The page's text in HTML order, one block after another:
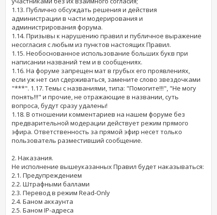
1.13. Публично обсуждать решения и действия
администрации в части модерирования и
администрирования форума.
1.14. Призывы к нарушению правил и публичное выражение
несогласия с любым из пунктов настоящих Правил.
1.15. Необоснованное использование больших букв при
написании названий тем и в сообщениях.
1.16. На форуме запрещен мат в грубых его проявлениях,
если уж нет сил сдерживаться, замените слово звездочками
"***". 1.17. Темы с названиями, типа: "Помогите!!!", "Не могу
понять!!!" и прочие, не отражающие в названии, суть
вопроса, будут сразу удалены!
1.18. В отношении комментариев на нашем форуме без
предварительной модерации действует режим прямого
эфира. Ответственность за прямой эфир несет только
пользователь разместивший сообщение.
2. Наказания.
Не исполнение вышеуказанных Правил будет наказываться:
2.1. Предупреждением
2.2. Штрафными баллами
2.3. Перевод в режим Read-Only
2.4. Баном аккаунта
2.5. Баном IP-адреса